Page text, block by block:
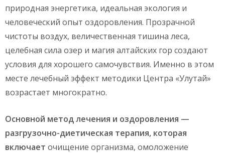
природная энергетика, идеальная экология и
человеческий опыт оздоровления. Прозрачной
чистоты воздух, величественная тишина леса,
целебная сила озер и магия алтайских гор создают
условия для хорошего самочувствия. Именно в этом
месте лечебный эффект методики Центра «Улутай»
возрастает многократно.
Основной метод лечения и оздоровления —
разгрузочно-диетическая терапия, которая
включает очищение организма, омоложение